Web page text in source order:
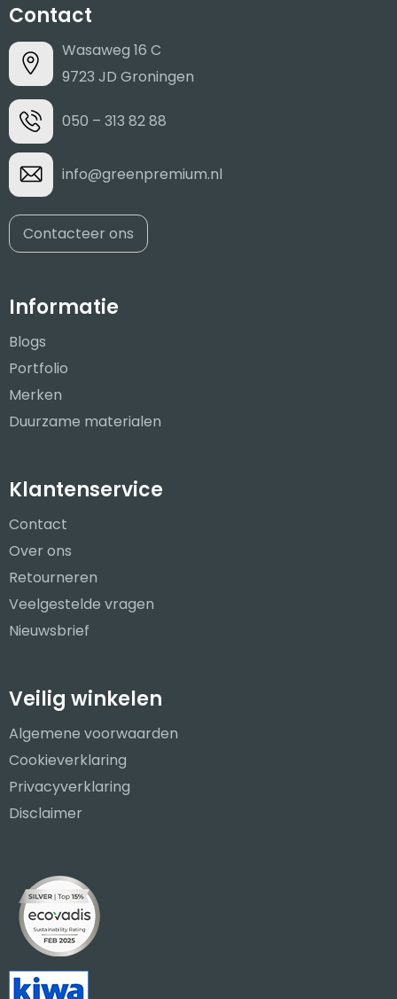
Contact
Wasaweg 16 C
9723 JD Groningen
050 – 313 82 88
info@greenpremium.nl
Contacteer ons
Informatie
Blogs
Portfolio
Merken
Duurzame materialen
Klantenservice
Contact
Over ons
Retourneren
Veelgestelde vragen
Nieuwsbrief
Veilig winkelen
Algemene voorwaarden
Cookieverklaring
Privacyverklaring
Disclaimer